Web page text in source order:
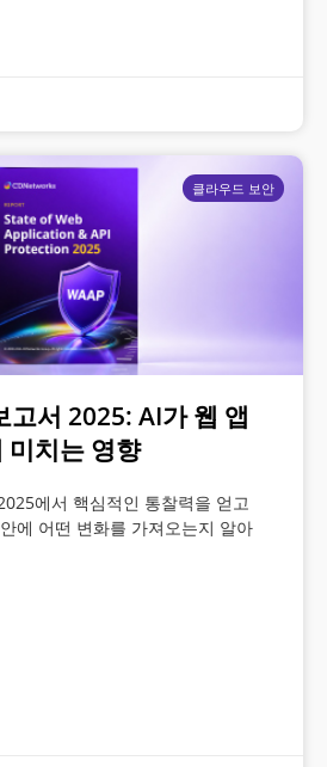
클라우드 보안
고서 2025: AI가 웹 앱
미치는 영향
에서 핵심적인 통찰력을 얻고
에 어떤 변화를 가져오는지 알아